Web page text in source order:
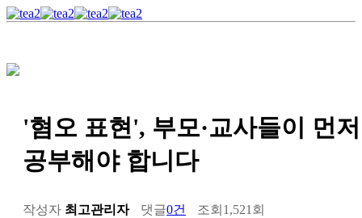
'혐오 표현', 부모·교사들이 먼저
공부해야 합니다
작성자 최고관리자 댓글0건 조회 1,521회